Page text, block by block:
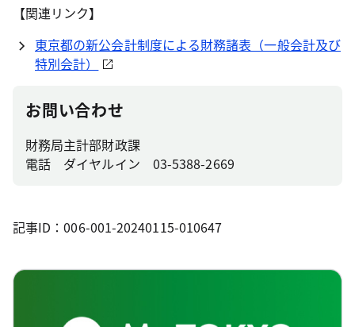
【関連リンク】
東京都の新公会計制度による財務諸表（一般会計及び
特別会計）
お問い合わせ
財務局主計部財政課
電話 ダイヤルイン 03-5388-2669
記事ID：006-001-20240115-010647